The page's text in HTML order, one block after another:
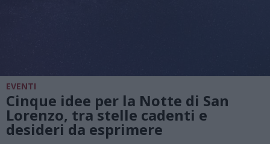
EVENTI
Cinque idee per la Notte di San
Lorenzo, tra stelle cadenti e
desideri da esprimere